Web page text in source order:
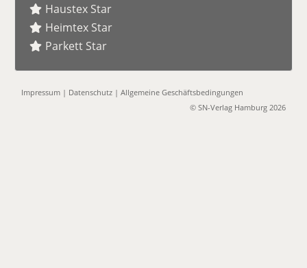
Haustex Star
Heimtex Star
Parkett Star
Impressum | Datenschutz |Allgemeine Geschäftsbedingungen
© SN-Verlag Hamburg 2026